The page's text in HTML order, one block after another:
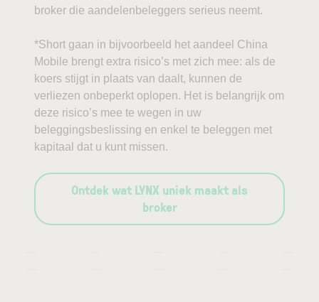
broker die aandelenbeleggers serieus neemt.
*Short gaan in bijvoorbeeld het aandeel China
Mobile brengt extra risico’s met zich mee: als de
koers stijgt in plaats van daalt, kunnen de
verliezen onbeperkt oplopen. Het is belangrijk om
deze risico’s mee te wegen in uw
beleggingsbeslissing en enkel te beleggen met
kapitaal dat u kunt missen.
Ontdek wat LYNX uniek maakt als
broker